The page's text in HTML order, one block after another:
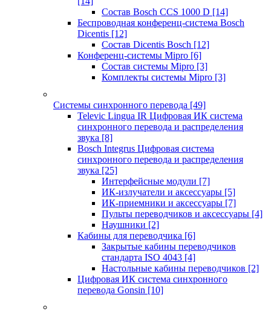
Состав Bosch CCS 1000 D [14]
Беспроводная конференц-система Bosch
Dicentis [12]
Состав Dicentis Bosch [12]
Конференц-системы Mipro [6]
Состав системы Mipro [3]
Комплекты системы Mipro [3]
Системы синхронного перевода [49]
Televic Lingua IR Цифровая ИК система
синхронного перевода и распределения
звука [8]
Bosch Integrus Цифровая система
синхронного перевода и распределения
звука [25]
Интерфейсные модули [7]
ИК-излучатели и аксессуары [5]
ИК-приемники и аксессуары [7]
Пульты переводчиков и аксессуары [4]
Наушники [2]
Кабины для переводчика [6]
Закрытые кабины переводчиков
стандарта ISO 4043 [4]
Настольные кабины переводчиков [2]
Цифровая ИК система синхронного
перевода Gonsin [10]